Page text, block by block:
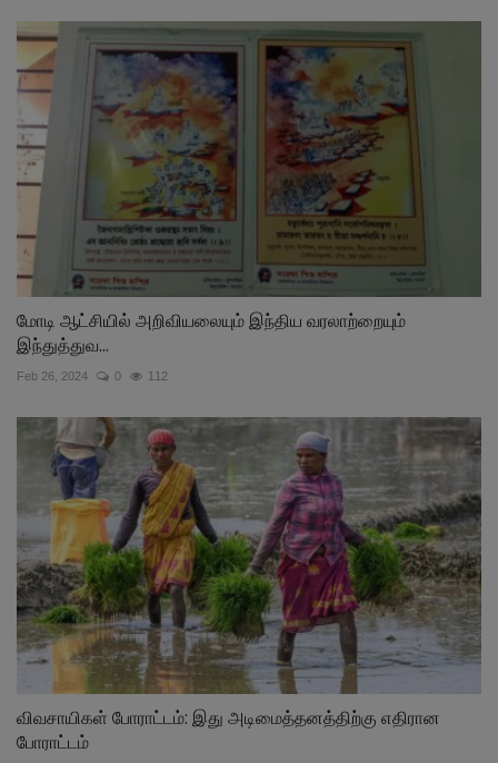
மோடி ஆட்சியில் அறிவியலையும் இந்திய வரலாற்றையும்
இந்துத்துவ...
Feb 26, 2024 0 112
விவசாயிகள் போராட்டம்: இது அடிமைத்தனத்திற்கு எதிரான
போராட்டம்